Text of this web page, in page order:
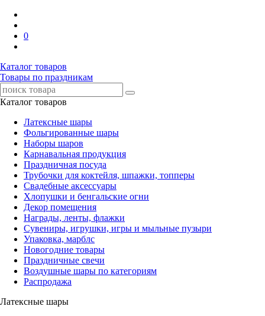
0
Каталог товаров
Товары по праздникам
Каталог товаров
Латексные шары
Фольгированные шары
Наборы шаров
Карнавальная продукция
Праздничная посуда
Трубочки для коктейля, шпажки, топперы
Свадебные аксессуары
Хлопушки и бенгальские огни
Декор помещения
Награды, ленты, флажки
Сувениры, игрушки, игры и мыльные пузыри
Упаковка, марблс
Новогодние товары
Праздничные свечи
Воздушные шары по категориям
Распродажа
Латексные шары